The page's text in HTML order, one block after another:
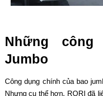
Những
Jumbo
Công dụng chính của bao
Nhưng cụ thể hơn, RORI đã